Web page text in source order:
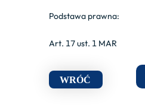
Podstawa prawna:
Art. 17 ust. 1 MAR
WRÓĆ